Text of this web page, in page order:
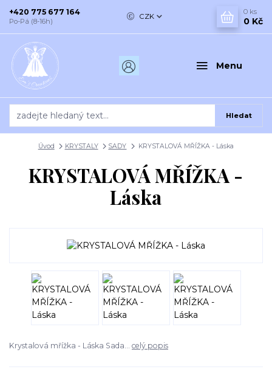
Menu
CZK
Hledat
+420 775 677 164
Po-Pá (8-16h)
0 ks
0 Kč
Úvod KRYSTALY SADY KRYSTALOVÁ MŘÍŽKA - Láska
KRYSTALOVÁ MŘÍŽKA -
Láska
Krystalová mřížka - Láska Sada... celý popis